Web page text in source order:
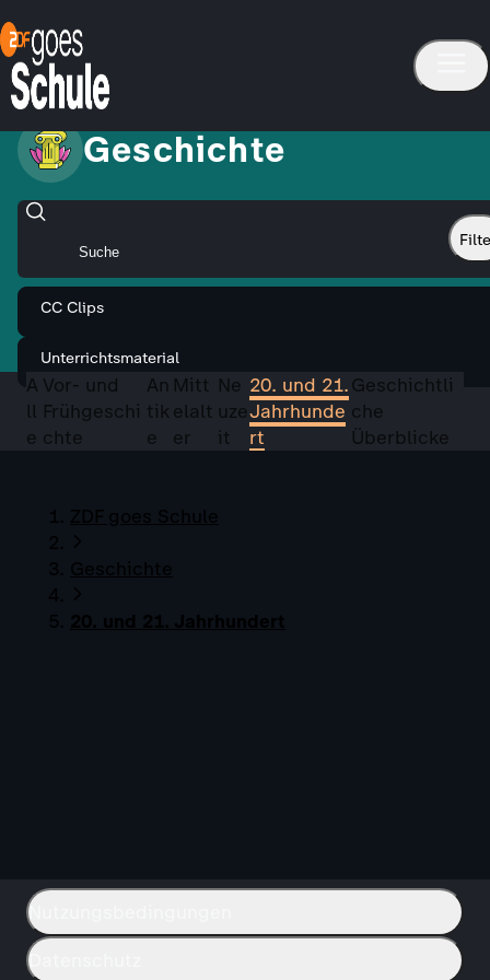
Geschichte
CC Clips
Unterrichtsmaterial
A
ll
e
Vor- und
Frühgeschi
chte
An
tik
e
Mitt
elalt
er
Ne
uze
it
20. und 21.
Jahrhunde
rt
Geschichtli
che
Überblicke
ZDF goes Schule
Geschichte
20. und 21. Jahrhundert
Nutzungsbedingungen
Datenschutz